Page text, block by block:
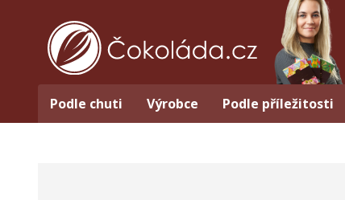
Podle chuti Výrobce Podle příležitosti